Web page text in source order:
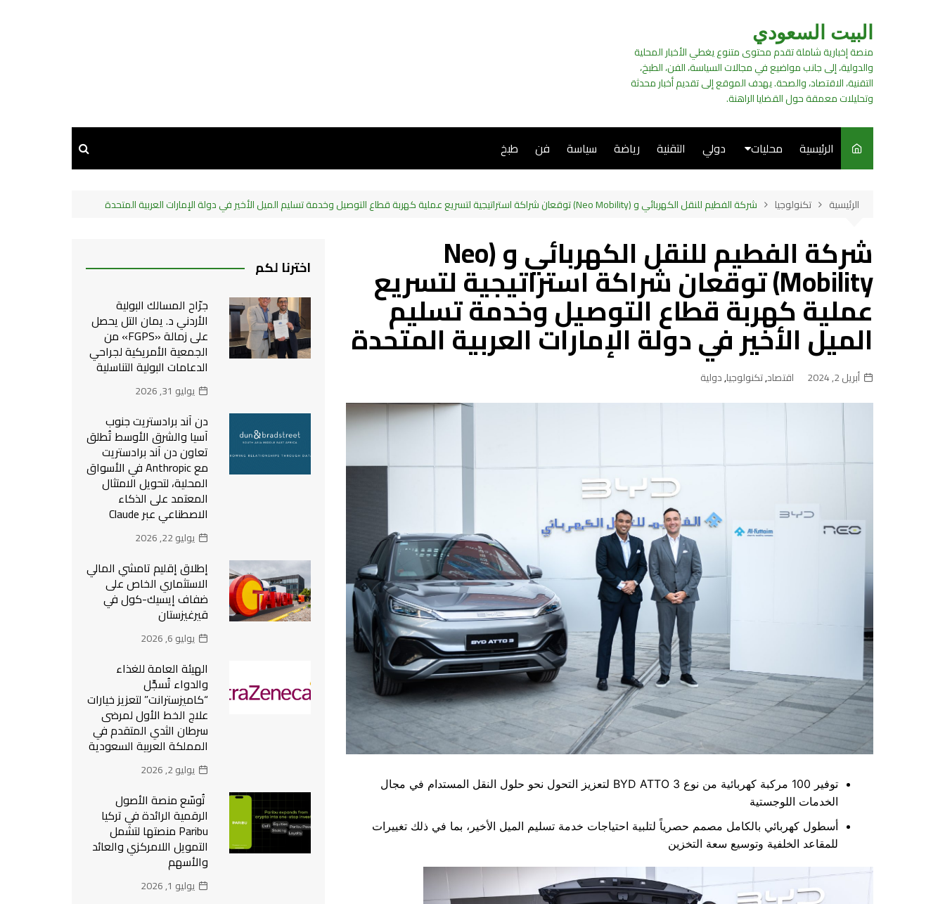
البيت السعودي
منصة إخبارية شاملة تقدم محتوى متنوع يغطي الأخبار المحلية
والدولية، إلى جانب مواضيع في مجالات السياسة، الفن، الطبخ،
التقنية، الاقتصاد، والصحة. يهدف الموقع إلى تقديم أخبار محدثة
وتحليلات معمقة حول القضايا الراهنة.
الرئيسية محليات
طبخ
دولي التقنية رياضة سياسة فن طبخ
الرئيسية تكنولوجيا شركة الفطيم للنقل الكهربائي و (Neo Mobility) توقعان شراكة استراتيجية لتسريع عملية كهربة قطاع التوصيل وخدمة تسليم الميل الأخير في دولة الإمارات العربية المتحدة
شركة الفطيم للنقل الكهربائي و (Neo
Mobility) توقعان شراكة استراتيجية لتسريع
عملية كهربة قطاع التوصيل وخدمة تسليم
الميل الأخير في دولة الإمارات العربية المتحدة
أبريل 2, 2024 اقتصاد,تكنولوجيا,دولية
توفير 100 مركبة كهربائية من نوع BYD ATTO 3 لتعزيز التحول نحو حلول النقل المستدام في مجال
الخدمات اللوجستية
أسطول كهربائي بالكامل مصمم حصرياً لتلبية احتياجات خدمة تسليم الميل الأخير، بما في ذلك تغييرات
للمقاعد الخلفية وتوسيع سعة التخزين
اخترنا لكم
جرّاح المسالك البولية
الأردني د. يمان التل يحصل
على زمالة «FGPS» من
الجمعية الأمريكية لجراحي
الدعامات البولية التناسلية
يوليو 31, 2026
دن آند برادستريت جنوب
آسيا والشرق الأوسط تُطلق
تعاون دن آند برادستريت
مع Anthropic في الأسواق
المحلية، لتحويل الامتثال
المعتمد على الذكاء
الاصطناعي عبر Claude
يوليو 22, 2026
إطلاق إقليم تامشي المالي
الاستثماري الخاص على
ضفاف إيسيك-كول في
قيرغيزستان
يوليو 6, 2026
الهيئة العامة للغذاء
والدواء تُسجِّل
“كاميزسترانت” لتعزيز خيارات
علاج الخط الأول لمرضى
سرطان الثدي المتقدم في
المملكة العربية السعودية
يوليو 2, 2026
تُوسّع منصة الأصول
الرقمية الرائدة في تركيا
Paribu منصتها لتشمل
التمويل اللامركزي والعائد
والأسهم
يوليو 1, 2026